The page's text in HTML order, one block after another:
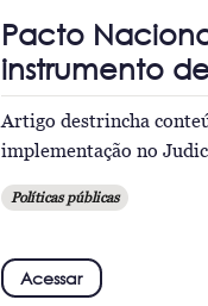
Pacto
instrumento
Artigo destrincha
implementação no
Políticas públicas
Acessar